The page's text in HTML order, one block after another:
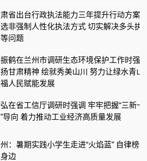
省出台行政执法能力三年提升行动方案
非强制人性化执法方式 切实解决多头执
问题
鹤在兰州市调研生态环境保护工作时强
甘肃精神 绘就秀美山川 努力让绿水青山
人民赋能发展
在省工信厅调研时强调 牢牢把握“三新一
导向 着力推动工业经济高质量发展
：暑期实践小学生走进“火焰蓝” 自律榜样
边